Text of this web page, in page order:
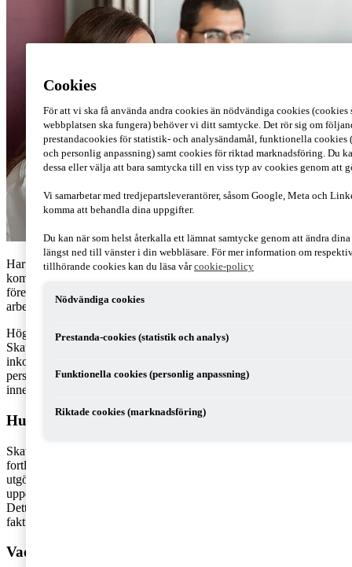
Har du styrelseuppdrag som du idag fakturerar via eget bolag? Då
kommer ditt styrelsearvode framöver att beskattas som tjänst. Och
företaget som betalar ut styrelsearvodet bli skyldigt att betala
arbetsgivaravgifter.
Högsta Domstolen (HFD) fastställde den 20 juni 2017
Skatterättsnämndens förhandsbesked om att styrelsearvode är
inkomst av tjänst, eftersom uppdraget som styrelseledamot är
personligt och det enligt aktiebolagslagen (2005:551) bara kan
innehas av en fysisk person.
Hur har det sett ut tidigare?
Skatteverket har i ett ställningstagande från 2009 ansett att om det
fortlöpande finns minst tre styrelseuppdrag bör styrelsearbete kunna
utgöra inkomst av näringsverksamhet, under förutsättning att
uppdragen inte är hänförliga till eget eller av närstående ägda bolag.
Detta ställningstagande har gjort att många styrelseledamöter
fakturerat sina styrelsearvoden via egna bolag.
Vad innebär domen?
Cookies
För att vi ska få använda andra cookies än nödvändiga cookies (cookies
webbplatsen ska fungera) behöver vi ditt samtycke. Det rör sig om
prestandacookies för statistik- och analysändamål, funktionella
och personlig anpassning) samt cookies för riktad marknadsföring. Du
dessa eller välja att bara samtycka till en viss typ av cookies genom att
Vi samarbetar med tredjepartsleverantörer, såsom Google, Meta och
komma att behandla dina uppgifter.
Du kan när som helst återkalla ett lämnat samtycke genom att ändra
längst ned till vänster i din webbläsare. För mer information om
tillhörande cookies kan du läsa vårcookie-policy
Nödvändiga cookies
Prestanda-cookies (statistik och analys)
Funktionella cookies (personlig anpassning)
Riktade cookies (marknadsföring)